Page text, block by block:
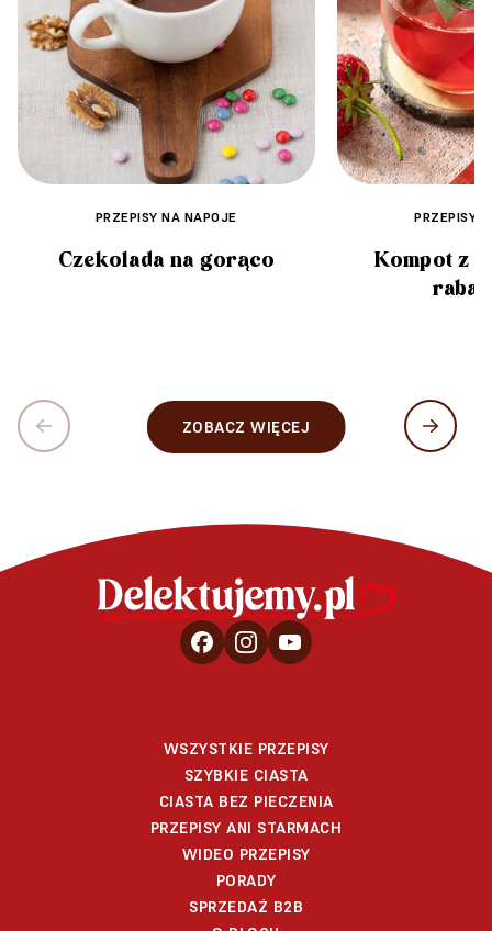
PRZEPISY NA NAPOJE
Czekolada na gorąco
PRZEPISY
Kompot z
ZOBACZ WIĘCEJ
WSZYSTKIE PRZEPISY
SZYBKIE CIASTA
CIASTA BEZ PIECZENIA
PRZEPISY ANI STARMACH
WIDEO PRZEPISY
PORADY
SPRZEDAŻ B2B